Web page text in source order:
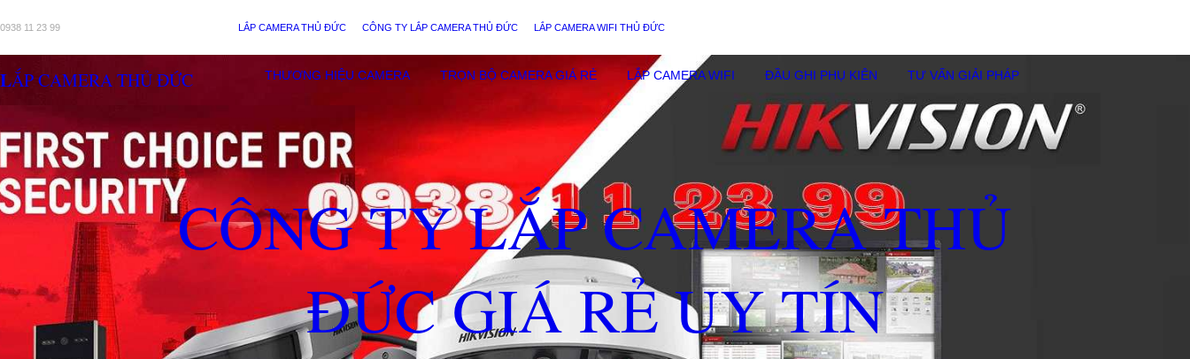
0938 11 23 99 LẮP CAMERA THỦ ĐỨC CÔNG TY LẮP CAMERA THỦ ĐỨC LẮP CAMERA WIFI THỦ ĐỨC
LẮP CAMERA THỦ ĐỨC THƯƠNG HIỆU CAMERA TRỌN BỘ CAMERA GIÁ RẺ LẮP CAMERA WIFI ĐẦU GHI PHỤ KIÊN TƯ VẤN GIẢI PHÁP
CÔNG TY LẮP CAMERA THỦ
ĐỨC GIÁ RẺ UY TÍN